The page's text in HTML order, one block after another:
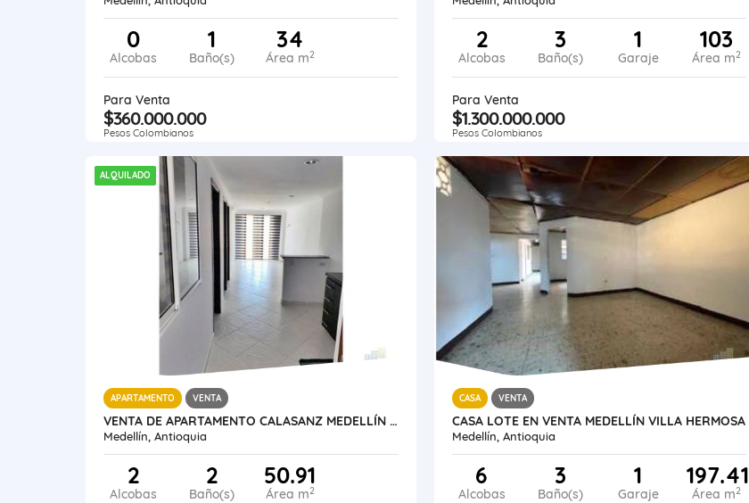
0
Alcobas
1
Baño(s)
34
Área m2
Para Venta
$360.000.000
Pesos Colombianos
2
Alcobas
3
Baño(s)
1
Garaje
103
Área m2
Para Venta
$1.300.000.000
Pesos Colombianos
ALQUILADO
APARTAMENTO VENTA
VENTA DE APARTAMENTO CALASANZ MEDELLÍN ANTIOQUIA.
Medellín, Antioquia
2
Alcobas
2
Baño(s)
50.91
Área m2
CASA VENTA
CASA LOTE EN VENTA MEDELLÍN VILLA HERMOSA
Medellín, Antioquia
6
Alcobas
3
Baño(s)
1
Garaje
197.41
Área m2